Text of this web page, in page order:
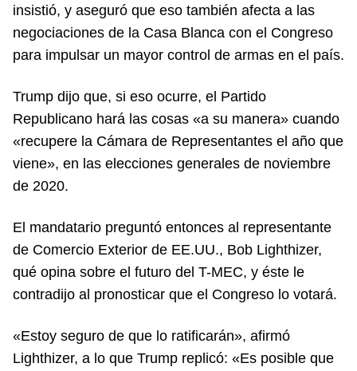
insistió, y aseguró que eso también afecta a las
negociaciones de la Casa Blanca con el Congreso
para impulsar un mayor control de armas en el país.
Trump dijo que, si eso ocurre, el Partido
Republicano hará las cosas «a su manera» cuando
«recupere la Cámara de Representantes el año que
viene», en las elecciones generales de noviembre
de 2020.
El mandatario preguntó entonces al representante
de Comercio Exterior de EE.UU., Bob Lighthizer,
qué opina sobre el futuro del T-MEC, y éste le
contradijo al pronosticar que el Congreso lo votará.
«Estoy seguro de que lo ratificarán», afirmó
Lighthizer, a lo que Trump replicó: «Es posible que